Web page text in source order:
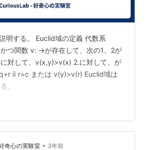
明する。 Euclid域の定義 代数系
つ関数 v: →が存在して、次の1、2が
対して、v(x,y)>v(x) 2.に対して、が
ⅱ r=c または v(y)>v(r) Euclid域は
。
奇心の実験室 • 3年前